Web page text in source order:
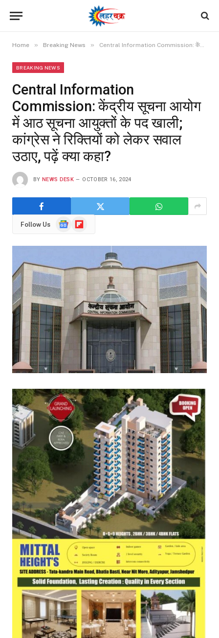
Home » Breaking News » Central Information Commission: केंद्रीय सूचना आयोग में आठ सूचना आयुक्तों के पद खाली; कांग्रेस ने रिक्तियों को लेकर सवाल उठाए, पढ़ें क्या कहा?
BREAKING NEWS
Central Information
Commission: केंद्रीय सूचना आयोग
में आठ सूचना आयुक्तों के पद खाली;
कांग्रेस ने रिक्तियों को लेकर सवाल
उठाए, पढ़ें क्या कहा?
BY NEWS DESK OCTOBER 16, 2024
Follow Us
GoogleFlipboard